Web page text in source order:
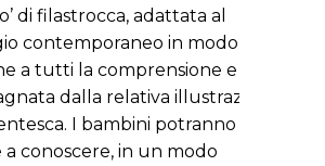
di filastrocca, adattata al
contemporaneo in modo da
a tutti la comprensione e
dalla relativa illustrazione
I bambini potranno così
a conoscere, in un modo